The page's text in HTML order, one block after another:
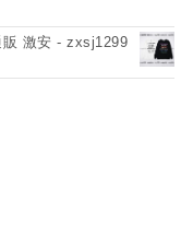
販 激安 - zxsj1299